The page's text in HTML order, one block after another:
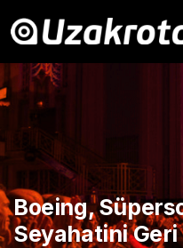
Boeing,
Seyahatini